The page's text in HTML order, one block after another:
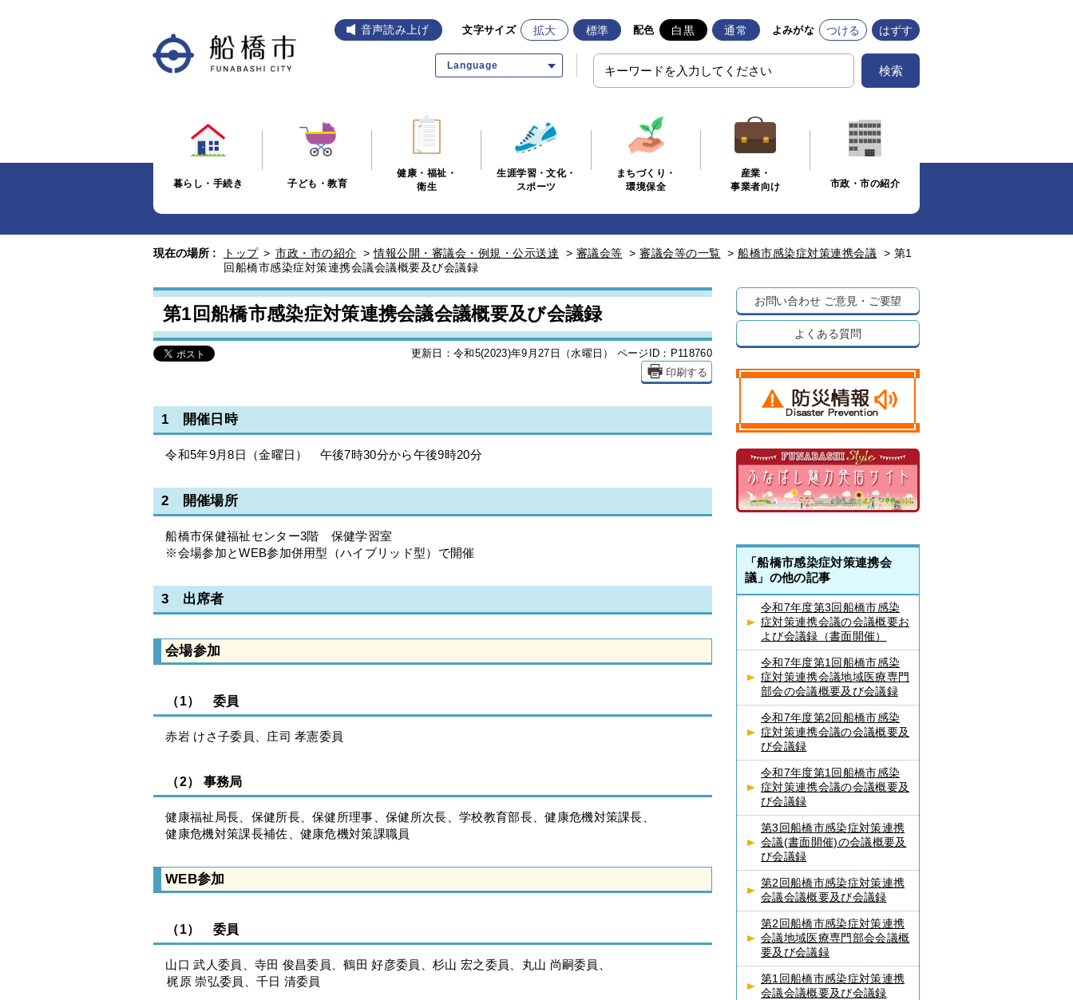
音声読み上げ 文字サイズ 拡大 標準 配色 白黒 通常 よみがな つける はずす
Language 検索
暮らし・手続き 子ども・教育
健康・福祉・
衛生
生涯学習・文化・
スポーツ
まちづくり・
環境保全
産業・
事業者向け
市政・市の紹介
現在の場所 : トップ > 市政・市の紹介 >情報公開・審議会・例規・公示送達 > 審議会等 > 審議会等の一覧 > 船橋市感染症対策連携会議 > 第1
回船橋市感染症対策連携会議会議概要及び会議録
第1回船橋市感染症対策連携会議会議概要及び会議録
更新日：令和5(2023)年9月27日（水曜日） ページID：P118760
印刷する
1 開催日時
令和5年9月8日（金曜日） 午後7時30分から午後9時20分
2 開催場所
船橋市保健福祉センター3階 保健学習室
※会場参加とWEB参加併用型（ハイブリッド型）で開催
3 出席者
会場参加
（1） 委員
赤岩 けさ子委員、庄司 孝憲委員
（2） 事務局
健康福祉局長、保健所長、保健所理事、保健所次長、学校教育部長、健康危機対策課長、
健康危機対策課長補佐、健康危機対策課職員
WEB参加
（1） 委員
山口 武人委員、寺田 俊昌委員、鶴田 好彦委員、杉山 宏之委員、丸山 尚嗣委員、
梶原 崇弘委員、千日 清委員
お問い合わせ ご意見・ご要望
よくある質問
「船橋市感染症対策連携会
議」の他の記事
令和7年度第3回船橋市感染
症対策連携会議の会議概要お
よび会議録（書面開催）
令和7年度第1回船橋市感染
症対策連携会議地域医療専門
部会の会議概要及び会議録
令和7年度第2回船橋市感染
症対策連携会議の会議概要及
び会議録
令和7年度第1回船橋市感染
症対策連携会議の会議概要及
び会議録
第3回船橋市感染症対策連携
会議(書面開催)の会議概要及
び会議録
第2回船橋市感染症対策連携
会議会議概要及び会議録
第2回船橋市感染症対策連携
会議地域医療専門部会会議概
要及び会議録
第1回船橋市感染症対策連携
会議会議概要及び会議録